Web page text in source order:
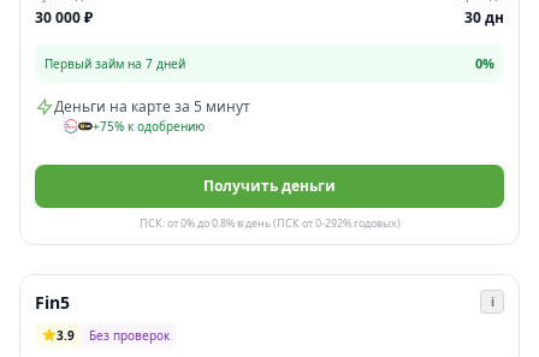
30 000 ₽ 30 дн
Первый займ на 7 дней 0%
Деньги на карте за 5 минут
+75% к одобрению
Получить деньги
ПСК: от 0% до 0.8% в день (ПСК от 0-292% годовых)
Fin5
i
3.9
Без проверок